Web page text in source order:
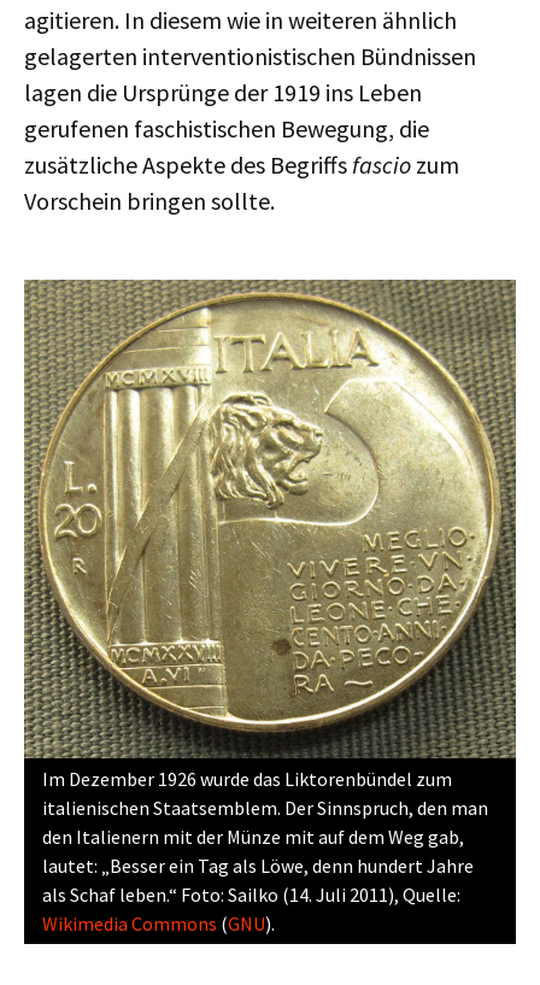
agitieren. In diesem wie in weiteren ähnlich
gelagerten interventionistischen Bündnissen
lagen die Ursprünge der 1919 ins Leben
gerufenen faschistischen Bewegung, die
zusätzliche Aspekte des Begriffs fascio zum
Vorschein bringen sollte.
Im Dezember 1926 wurde das Liktorenbündel zum
italienischen Staatsemblem. Der Sinnspruch, den man
den Italienern mit der Münze mit auf dem Weg gab,
lautet: „Besser ein Tag als Löwe, denn hundert Jahre
als Schaf leben.“ Foto: Sailko (14. Juli 2011), Quelle:
Wikimedia Commons (GNU).